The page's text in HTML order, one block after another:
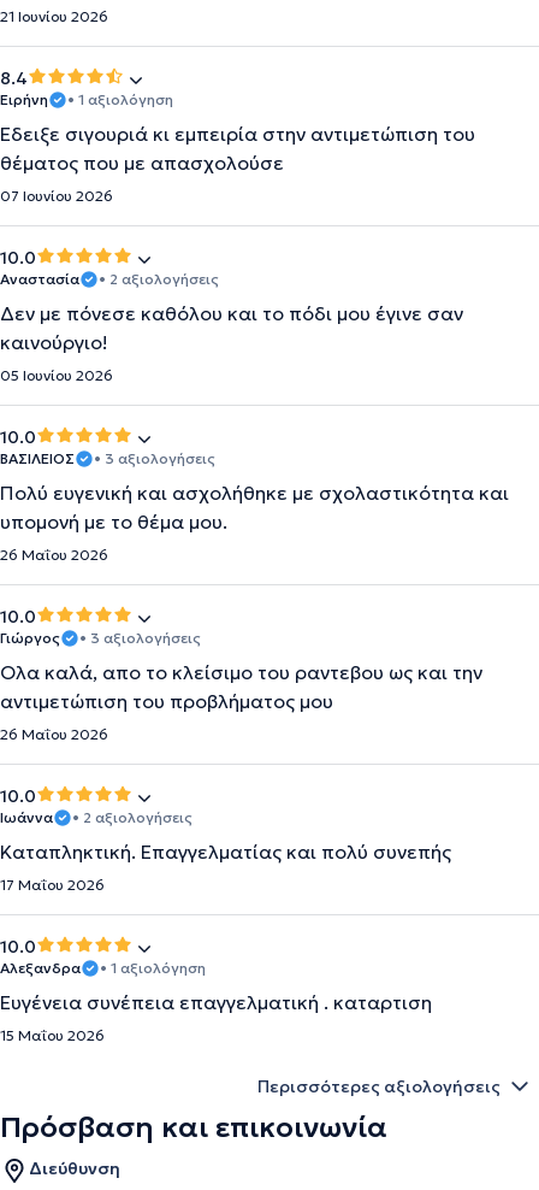
21 Ιουνίου 2026
8.4
Ειρήνη • 1 αξιολόγηση
Έδειξε σιγουριά κι εμπειρία στην αντιμετώπιση του
θέματος που με απασχολούσε
07 Ιουνίου 2026
10.0
Αναστασία • 2 αξιολογήσεις
Δεν με πόνεσε καθόλου και το πόδι μου έγινε σαν
καινούργιο!
05 Ιουνίου 2026
10.0
ΒΑΣΙΛΕΙΟΣ • 3 αξιολογήσεις
Πολύ ευγενική και ασχολήθηκε με σχολαστικότητα και
υπομονή με το θέμα μου.
26 Μαΐου 2026
10.0
Γιώργος • 3 αξιολογήσεις
Ολα καλά, απο το κλείσιμο του ραντεβου ως και την
αντιμετώπιση του προβλήματος μου
26 Μαΐου 2026
10.0
Ιωάννα • 2 αξιολογήσεις
Καταπληκτική. Επαγγελματίας και πολύ συνεπής
17 Μαΐου 2026
10.0
Αλεξανδρα • 1 αξιολόγηση
Ευγένεια συνέπεια επαγγελματική . καταρτιση
15 Μαΐου 2026
Περισσότερες αξιολογήσεις
Πρόσβαση και επικοινωνία
Διεύθυνση